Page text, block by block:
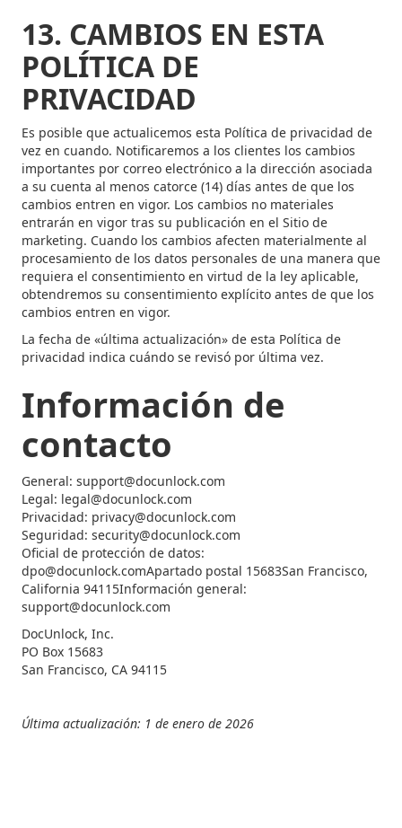
13. CAMBIOS EN ESTA
POLÍTICA DE
PRIVACIDAD
Es posible que actualicemos esta Política de privacidad de
vez en cuando. Notificaremos a los clientes los cambios
importantes por correo electrónico a la dirección asociada
a su cuenta al menos catorce (14) días antes de que los
cambios entren en vigor. Los cambios no materiales
entrarán en vigor tras su publicación en el Sitio de
marketing. Cuando los cambios afecten materialmente al
procesamiento de los datos personales de una manera que
requiera el consentimiento en virtud de la ley aplicable,
obtendremos su consentimiento explícito antes de que los
cambios entren en vigor.
La fecha de «última actualización» de esta Política de
privacidad indica cuándo se revisó por última vez.
Información de
contacto
General: support@docunlock.com
Legal: legal@docunlock.com
Privacidad: privacy@docunlock.com
Seguridad: security@docunlock.com
Oficial de protección de datos:
dpo@docunlock.comApartado postal 15683San Francisco,
California 94115Información general:
support@docunlock.com
DocUnlock, Inc.
PO Box 15683
San Francisco, CA 94115
Última actualización: 1 de enero de 2026